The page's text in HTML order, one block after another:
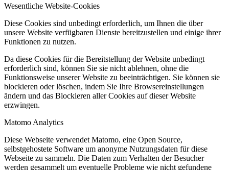
Wesentliche Website-Cookies
Diese Cookies sind unbedingt erforderlich, um Ihnen die über
unsere Website verfügbaren Dienste bereitzustellen und einige ihrer
Funktionen zu nutzen.
Da diese Cookies für die Bereitstellung der Website unbedingt
erforderlich sind, können Sie sie nicht ablehnen, ohne die
Funktionsweise unserer Website zu beeinträchtigen. Sie können sie
blockieren oder löschen, indem Sie Ihre Browsereinstellungen
ändern und das Blockieren aller Cookies auf dieser Website
erzwingen.
Matomo Analytics
Diese Webseite verwendet Matomo, eine Open Source,
selbstgehostete Software um anonyme Nutzungsdaten für diese
Webseite zu sammeln. Die Daten zum Verhalten der Besucher
werden gesammelt um eventuelle Probleme wie nicht gefundene